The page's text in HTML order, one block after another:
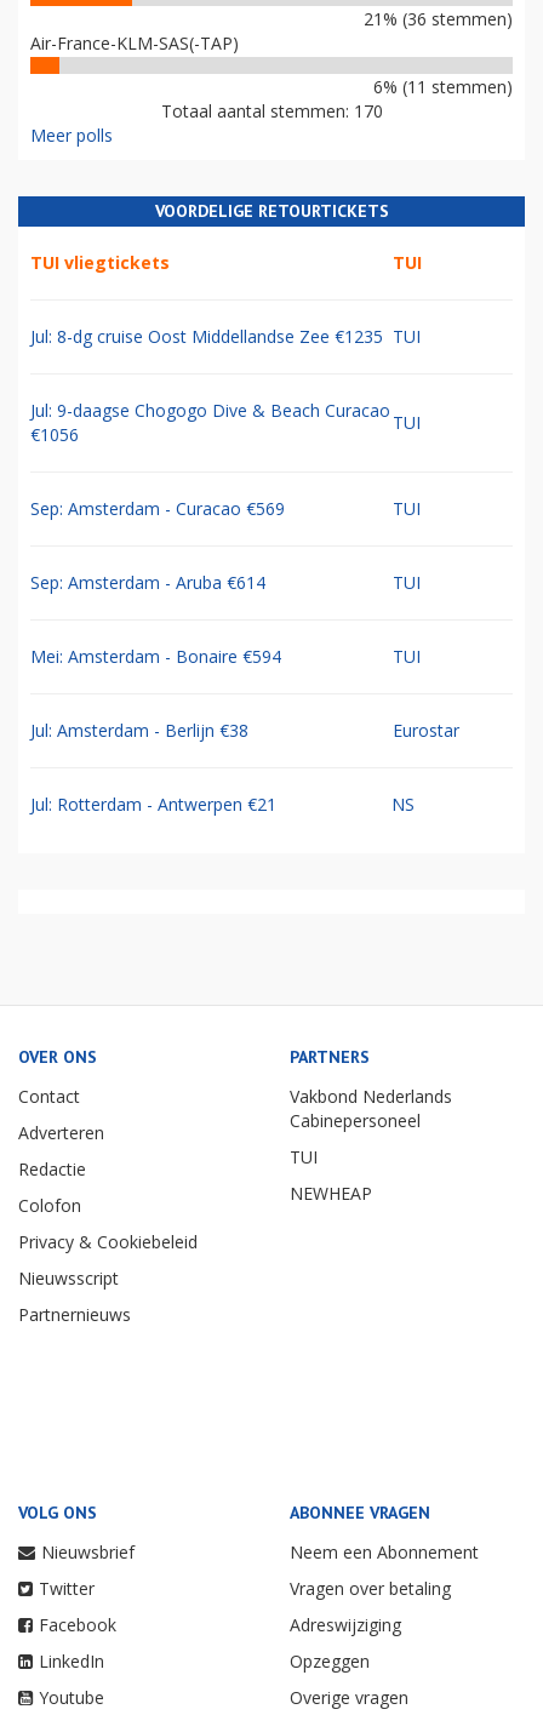
21% (36 stemmen)
Air-France-KLM-SAS(-TAP)
6% (11 stemmen)
Totaal aantal stemmen: 170
Meer polls
VOORDELIGE RETOURTICKETS
TUI vliegtickets TUI
Jul: 8-dg cruise Oost Middellandse Zee €1235 TUI
Jul: 9-daagse Chogogo Dive & Beach Curacao
€1056
TUI
Sep: Amsterdam - Curacao €569 TUI
Sep: Amsterdam - Aruba €614 TUI
Mei: Amsterdam - Bonaire €594 TUI
Jul: Amsterdam - Berlijn €38 Eurostar
Jul: Rotterdam - Antwerpen €21 NS
OVER ONS
Contact
Adverteren
Redactie
Colofon
Privacy & Cookiebeleid
Nieuwsscript
Partnernieuws
PARTNERS
Vakbond Nederlands
Cabinepersoneel
TUI
NEWHEAP
VOLG ONS
Nieuwsbrief
Twitter
Facebook
LinkedIn
Youtube
ABONNEE VRAGEN
Neem een Abonnement
Vragen over betaling
Adreswijziging
Opzeggen
Overige vragen